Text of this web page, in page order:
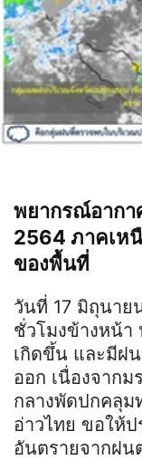
พยากรณ์อากา
2564 ภาคเห
ของพื้นที่
วันที่ 17 มิถุนา
ชั่วโมงข้างหน้า
เกิดขึ้น และมีฝ
ออก เนื่องจาก
กลางพัดปกคลุม
อ่าวไทย ขอให้
อันตรายจากฝ